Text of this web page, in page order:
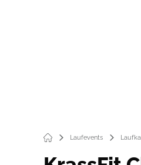
Laufevents